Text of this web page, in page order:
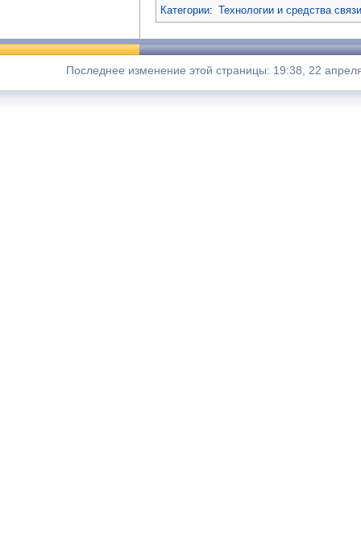
Категории: Технологии и средства
Последнее изменение этой страницы: 19:38, 22